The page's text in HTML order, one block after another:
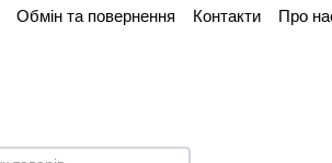
Обмін та повернення Контакти Про